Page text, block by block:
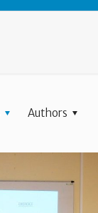
Authors